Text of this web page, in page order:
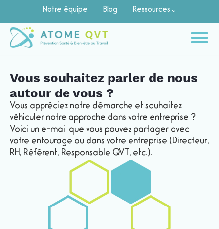
Notre équipe Blog Ressources
Vous souhaitez parler de nous
autour de vous ?
Vous appréciez notre démarche et souhaitez
véhiculer notre approche dans votre entreprise ?
Voici un e-mail que vous pouvez partager avec
votre entourage ou dans votre entreprise (Directeur,
RH, Référent, Responsable QVT, etc.).